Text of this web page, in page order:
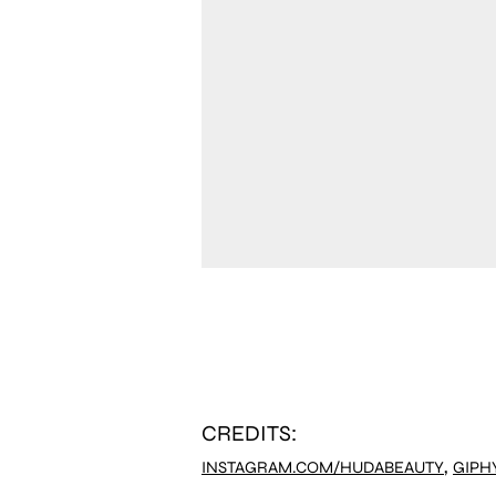
CREDITS:
INSTAGRAM.COM/HUDABEAUTY,